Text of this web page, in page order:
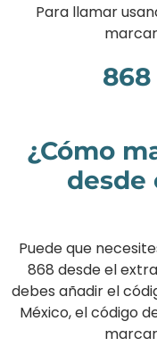
Para llamar
868
¿Cómo
desde
Puede que
868 desde el
debes añadir el
México, el código